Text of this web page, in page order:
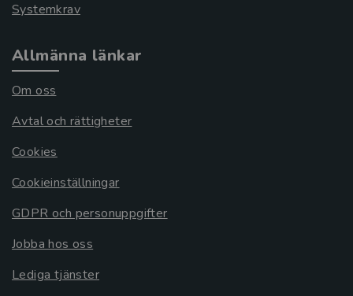
Systemkrav
Allmänna länkar
Om oss
Avtal och rättigheter
Cookies
Cookieinställningar
GDPR och personuppgifter
Jobba hos oss
Lediga tjänster